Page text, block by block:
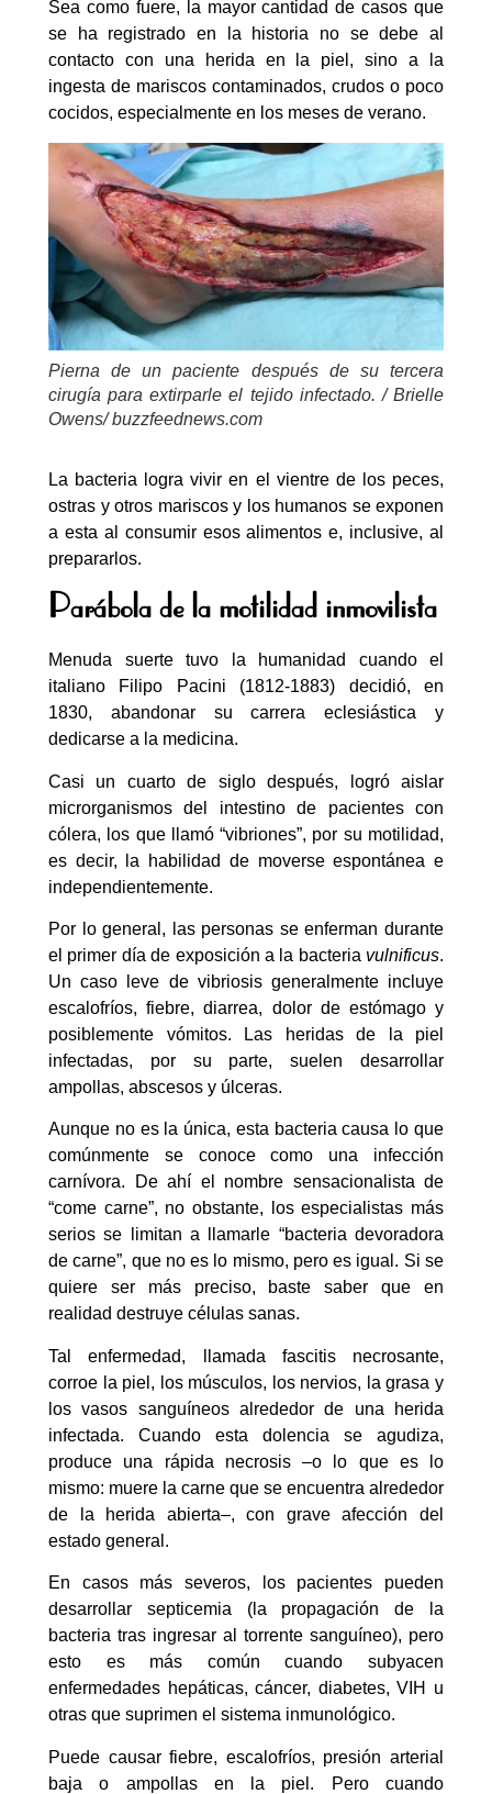
Sea como fuere, la mayor cantidad de casos que
se ha registrado en la historia no se debe al
contacto con una herida en la piel, sino a la
ingesta de mariscos contaminados, crudos o poco
cocidos, especialmente en los meses de verano.
Pierna de un paciente después de su tercera
cirugía para extirparle el tejido infectado. / Brielle
Owens/ buzzfeednews.com
La bacteria logra vivir en el vientre de los peces,
ostras y otros mariscos y los humanos se exponen
a esta al consumir esos alimentos e, inclusive, al
prepararlos.
Parábola de la motilidad inmovilista
Menuda suerte tuvo la humanidad cuando el
italiano Filipo Pacini (1812-1883) decidió, en
1830, abandonar su carrera eclesiástica y
dedicarse a la medicina.
Casi un cuarto de siglo después, logró aislar
microrganismos del intestino de pacientes con
cólera, los que llamó “vibriones”, por su motilidad,
es decir, la habilidad de moverse espontánea e
independientemente.
Por lo general, las personas se enferman durante
el primer día de exposición a la bacteria vulnificus.
Un caso leve de vibriosis generalmente incluye
escalofríos, fiebre, diarrea, dolor de estómago y
posiblemente vómitos. Las heridas de la piel
infectadas, por su parte, suelen desarrollar
ampollas, abscesos y úlceras.
Aunque no es la única, esta bacteria causa lo que
comúnmente se conoce como una infección
carnívora. De ahí el nombre sensacionalista de
“come carne”, no obstante, los especialistas más
serios se limitan a llamarle “bacteria devoradora
de carne”, que no es lo mismo, pero es igual. Si se
quiere ser más preciso, baste saber que en
realidad destruye células sanas.
Tal enfermedad, llamada fascitis necrosante,
corroe la piel, los músculos, los nervios, la grasa y
los vasos sanguíneos alrededor de una herida
infectada. Cuando esta dolencia se agudiza,
produce una rápida necrosis –o lo que es lo
mismo: muere la carne que se encuentra alrededor
de la herida abierta–, con grave afección del
estado general.
En casos más severos, los pacientes pueden
desarrollar septicemia (la propagación de la
bacteria tras ingresar al torrente sanguíneo), pero
esto es más común cuando subyacen
enfermedades hepáticas, cáncer, diabetes, VIH u
otras que suprimen el sistema inmunológico.
Puede causar fiebre, escalofríos, presión arterial
baja o ampollas en la piel. Pero cuando